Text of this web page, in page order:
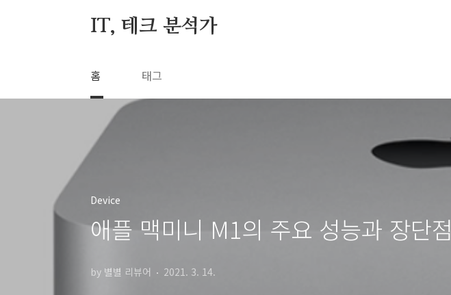
IT, 테크 분석가
홈 태그
Device
애플 맥미니 M1의 주요 성능과 장단점
by 별별 리뷰어 2021. 3. 14.